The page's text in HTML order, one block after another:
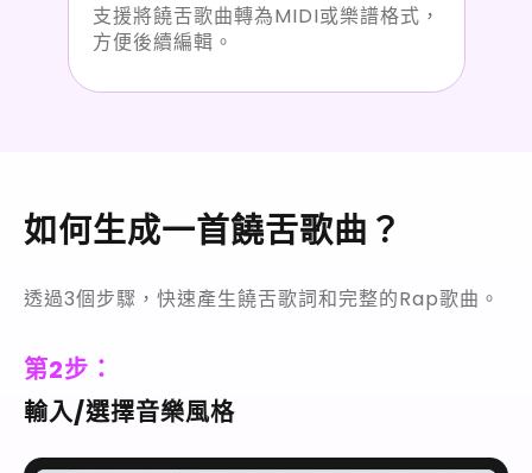
支援將饒舌歌曲轉為MIDI或樂譜格式，
方便後續編輯。
如何生成一首饒舌歌曲？
透過3個步驟，快速產生饒舌歌詞和完整的Rap歌曲。
第2步：
輸入/選擇音樂風格